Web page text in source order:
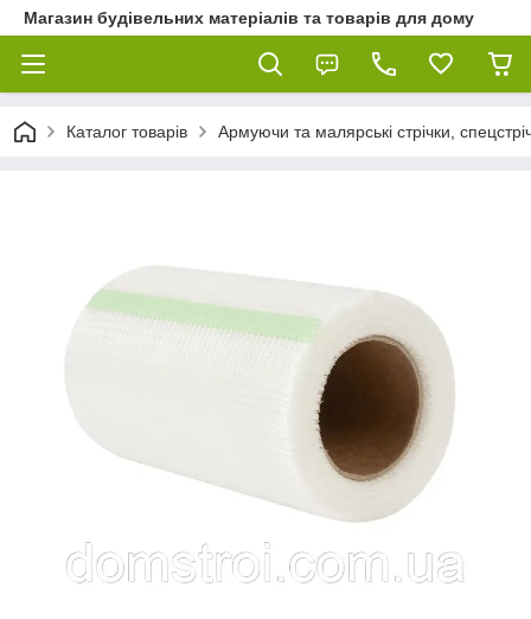
Магазин будівельних матеріалів та товарів для дому
Каталог товарів Армуючи та малярські стрічки,